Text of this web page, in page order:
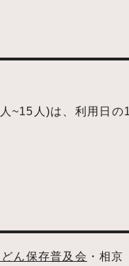
~15人)は、利用日の
ん保存普及会 ・相京